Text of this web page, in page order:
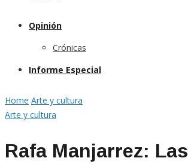
Opinión
Crónicas
Informe Especial
Home Arte y cultura
Arte y cultura
Rafa Manjarrez: Las